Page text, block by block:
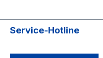
Service-Hotline